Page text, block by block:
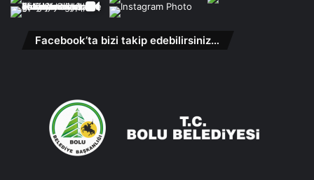
Facebook’ta bizi takip edebilirsiniz…